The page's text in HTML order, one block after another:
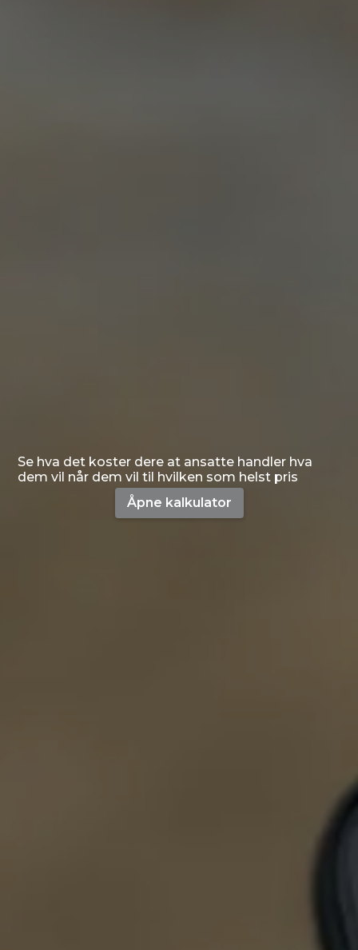
Åpne kalkulator
Se hva det koster dere at ansatte handler hva
dem vil når dem vil til hvilken som helst pris